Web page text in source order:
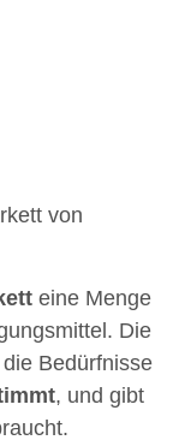
von
eine Menge
Die
Bedürfnisse
, und gibt